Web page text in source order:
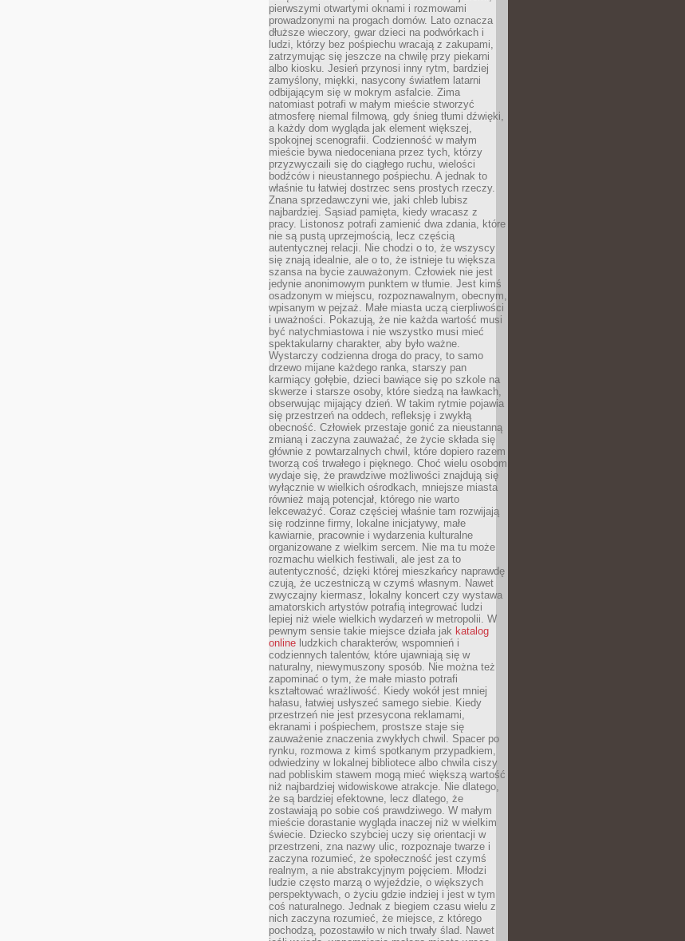
pierwszymi otwartymi oknami i rozmowami
prowadzonymi na progach domów. Lato oznacza
dłuższe wieczory, gwar dzieci na podwórkach i
ludzi, którzy bez pośpiechu wracają z zakupami,
zatrzymując się jeszcze na chwilę przy piekarni
albo kiosku. Jesień przynosi inny rytm, bardziej
zamyślony, miękki, nasycony światłem latarni
odbijającym się w mokrym asfalcie. Zima
natomiast potrafi w małym mieście stworzyć
atmosferę niemal filmową, gdy śnieg tłumi dźwięki,
a każdy dom wygląda jak element większej,
spokojnej scenografii. Codzienność w małym
mieście bywa niedoceniana przez tych, którzy
przyzwyczaili się do ciągłego ruchu, wielości
bodźców i nieustannego pośpiechu. A jednak to
właśnie tu łatwiej dostrzec sens prostych rzeczy.
Znana sprzedawczyni wie, jaki chleb lubisz
najbardziej. Sąsiad pamięta, kiedy wracasz z
pracy. Listonosz potrafi zamienić dwa zdania, które
nie są pustą uprzejmością, lecz częścią
autentycznej relacji. Nie chodzi o to, że wszyscy
się znają idealnie, ale o to, że istnieje tu większa
szansa na bycie zauważonym. Człowiek nie jest
jedynie anonimowym punktem w tłumie. Jest kimś
osadzonym w miejscu, rozpoznawalnym, obecnym,
wpisanym w pejzaż. Małe miasta uczą cierpliwości
i uważności. Pokazują, że nie każda wartość musi
być natychmiastowa i nie wszystko musi mieć
spektakularny charakter, aby było ważne.
Wystarczy codzienna droga do pracy, to samo
drzewo mijane każdego ranka, starszy pan
karmiący gołębie, dzieci bawiące się po szkole na
skwerze i starsze osoby, które siedzą na ławkach,
obserwując mijający dzień. W takim rytmie pojawia
się przestrzeń na oddech, refleksję i zwykłą
obecność. Człowiek przestaje gonić za nieustanną
zmianą i zaczyna zauważać, że życie składa się
głównie z powtarzalnych chwil, które dopiero razem
tworzą coś trwałego i pięknego. Choć wielu osobom
wydaje się, że prawdziwe możliwości znajdują się
wyłącznie w wielkich ośrodkach, mniejsze miasta
również mają potencjał, którego nie warto
lekceważyć. Coraz częściej właśnie tam rozwijają
się rodzinne firmy, lokalne inicjatywy, małe
kawiarnie, pracownie i wydarzenia kulturalne
organizowane z wielkim sercem. Nie ma tu może
rozmachu wielkich festiwali, ale jest za to
autentyczność, dzięki której mieszkańcy naprawdę
czują, że uczestniczą w czymś własnym. Nawet
zwyczajny kiermasz, lokalny koncert czy wystawa
amatorskich artystów potrafią integrować ludzi
lepiej niż wiele wielkich wydarzeń w metropolii. W
pewnym sensie takie miejsce działa jak katalog
online ludzkich charakterów, wspomnień i
codziennych talentów, które ujawniają się w
naturalny, niewymuszony sposób. Nie można też
zapominać o tym, że małe miasto potrafi
kształtować wrażliwość. Kiedy wokół jest mniej
hałasu, łatwiej usłyszeć samego siebie. Kiedy
przestrzeń nie jest przesycona reklamami,
ekranami i pośpiechem, prostsze staje się
zauważenie znaczenia zwykłych chwil. Spacer po
rynku, rozmowa z kimś spotkanym przypadkiem,
odwiedziny w lokalnej bibliotece albo chwila ciszy
nad pobliskim stawem mogą mieć większą wartość
niż najbardziej widowiskowe atrakcje. Nie dlatego,
że są bardziej efektowne, lecz dlatego, że
zostawiają po sobie coś prawdziwego. W małym
mieście dorastanie wygląda inaczej niż w wielkim
świecie. Dziecko szybciej uczy się orientacji w
przestrzeni, zna nazwy ulic, rozpoznaje twarze i
zaczyna rozumieć, że społeczność jest czymś
realnym, a nie abstrakcyjnym pojęciem. Młodzi
ludzie często marzą o wyjeździe, o większych
perspektywach, o życiu gdzie indziej i jest w tym
coś naturalnego. Jednak z biegiem czasu wielu z
nich zaczyna rozumieć, że miejsce, z którego
pochodzą, pozostawiło w nich trwały ślad. Nawet